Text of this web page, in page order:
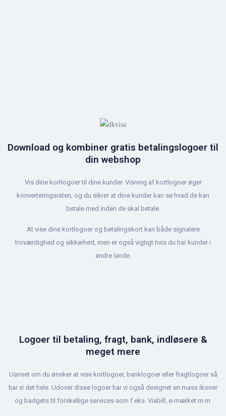
Download og kombiner gratis betalingslogoer til
din webshop
Vis dine kortlogoer til dine kunder. Visning af kortlogoer øger
konverteringsraten, og du sikrer at dine kunder kan se hvad de kan
betale med inden de skal betale.
At vise dine kortlogoer og betalingskort kan både signalere
troværdighed og sikkerhed, men er også vigtigt hvis du har kunder i
andre lande.
Logoer til betaling, fragt, bank, indløsere &
meget mere
Uanset om du ønsker at vise kortlogoer, banklogoer eller fragtlogoer så
har vi det hele. Udover disse logoer har vi også designet en mass ikoner
og badgets til forskellige services som f.eks. Viabill, e-mærket m.m.